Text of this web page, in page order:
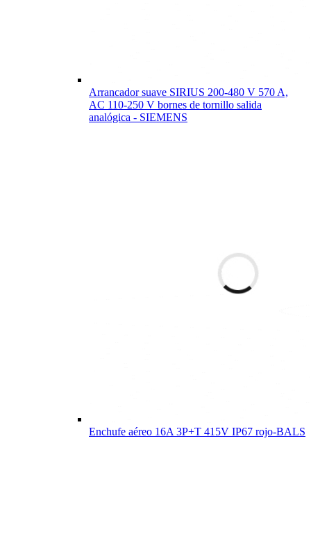
Arrancador suave SIRIUS 200-480 V 570 A,
AC 110-250 V bornes de tornillo salida
analógica - SIEMENS
Enchufe aéreo 16A 3P+T 415V IP67 rojo-BALS